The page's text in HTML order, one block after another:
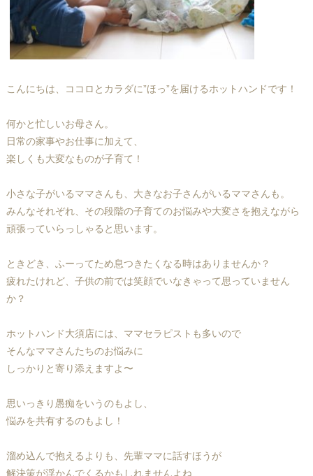
こんにちは、ココロとカラダに”ほっ”を届けるホットハンドです！
何かと忙しいお母さん。
日常の家事やお仕事に加えて、
楽しくも大変なものが子育て！
小さな子がいるママさんも、大きなお子さんがいるママさんも。
みんなそれぞれ、その段階の子育てのお悩みや大変さを抱えながら
頑張っていらっしゃると思います。
ときどき、ふーってため息つきたくなる時はありませんか？
疲れたけれど、子供の前では笑顔でいなきゃって思っていません
か？
ホットハンド大須店には、ママセラピストも多いので
そんなママさんたちのお悩みに
しっかりと寄り添えますよ〜
思いっきり愚痴をいうのもよし、
悩みを共有するのもよし！
溜め込んで抱えるよりも、先輩ママに話すほうが
解決策が浮かんでくるかもしれませんよね